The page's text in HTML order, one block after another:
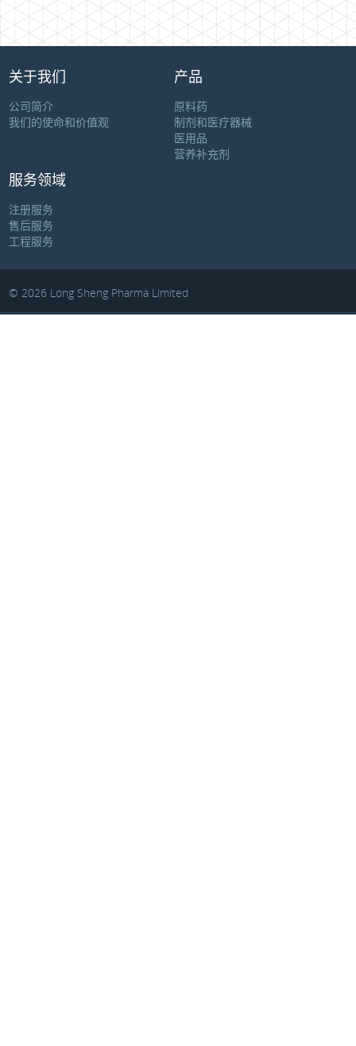
关于我们
公司简介
我们的使命和价值观
产品
原料药
制剂和医疗器械
医用品
营养补充剂
服务领域
注册服务
售后服务
工程服务
© 2026 Long Sheng Pharma Limited